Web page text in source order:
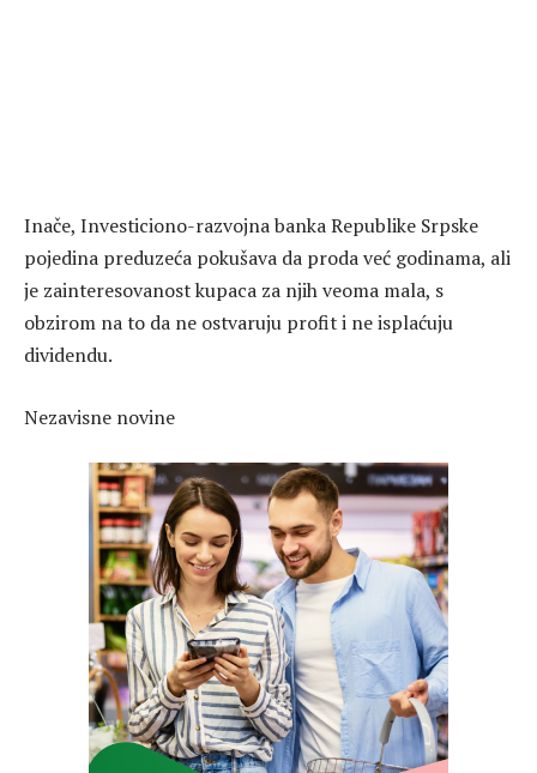
Inače, Investiciono-razvojna banka Republike Srpske
pojedina preduzeća pokušava da proda već godinama, ali
je zainteresovanost kupaca za njih veoma mala, s
obzirom na to da ne ostvaruju profit i ne isplaćuju
dividendu.
Nezavisne novine